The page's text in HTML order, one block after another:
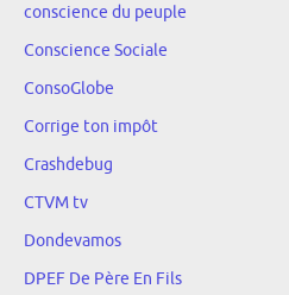
conscience du peuple
Conscience Sociale
ConsoGlobe
Corrige ton impôt
Crashdebug
CTVM tv
Dondevamos
DPEF De Père En Fils